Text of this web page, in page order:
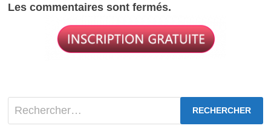
Les commentaires sont fermés.
Rechercher :